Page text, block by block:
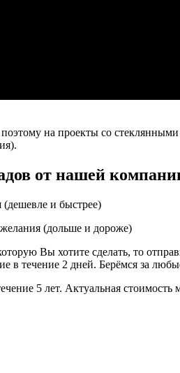
на проекты со
от нашей
(дешевле и быстрее)
желания (дольше и дороже)
Вы хотите сделать, то
в течение 2 дней. Берёмся за
5 лет. Актуальная стоимость